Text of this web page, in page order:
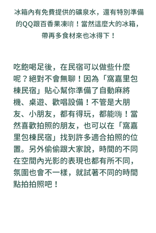
冰箱內有免費提供的礦泉水，還有特別準備
的QQ跟百香果凍唷！當然這麼大的冰箱，
帶再多食材來也冰得下！
吃飽喝足後，在民宿可以做些什麼
呢？絕對不會無聊！因為「窩嘉里包
棟民宿」貼心幫你準備了自動麻將
機、桌遊、歡唱設備！不管是大朋
友、小朋友，都有得玩，都能嗨！當
然喜歡拍照的朋友，也可以在「窩嘉
里包棟民宿」找到許多適合拍照的位
置。另外偷偷跟大家說，時間的不同
在空間內光影的表現也都有所不同，
氛圍也會不一樣，就試著不同的時間
點拍拍照吧！